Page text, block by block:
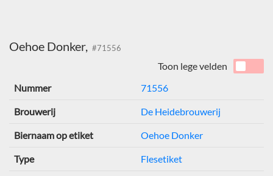
Oehoe Donker, #71556
Toon lege velden
Nummer
71556
Brouwerij De Heidebrouwerij
Biernaam op etiket Oehoe Donker
Type Flesetiket